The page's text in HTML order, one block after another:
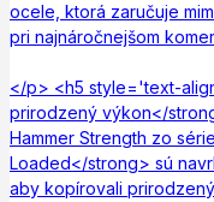
ocele, ktorá zaručuje
pri najnáročnejšom
</p> <h5 style='text-
prirodzený výkon</
Hammer Strength zo
Loaded</strong> sú
aby kopírovali